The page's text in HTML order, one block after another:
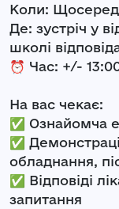
Коли:
Де: зустріч у
школі
⏰ Час: +/-
На вас чекає:
✅ Ознайомча
✅
обладнання,
✅ Відповіді
запитання